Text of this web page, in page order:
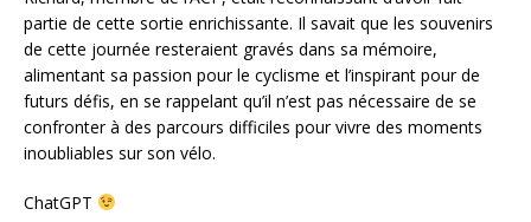
partie de cette sortie enrichissante. Il savait que les souvenirs
de cette journée resteraient gravés dans sa mémoire,
alimentant sa passion pour le cyclisme et l’inspirant pour de
futurs défis, en se rappelant qu’il n’est pas nécessaire de se
confronter à des parcours difficiles pour vivre des moments
inoubliables sur son vélo.
ChatGPT